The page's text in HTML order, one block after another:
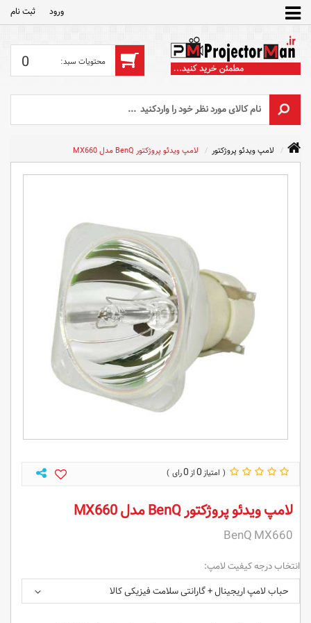
ورود ثبت‌ نام
0
لامپ ویدئو پروژکتور لامپ ویدئو پروژکتور BenQ مدل MX660
0
0
لامپ ویدئو پروژکتور BenQ مدل MX660
BenQ MX660
انتخاب درجه کیفیت لامپ:
حباب لامپ اریجینال + گارانتی سلامت فیزیکی کالا